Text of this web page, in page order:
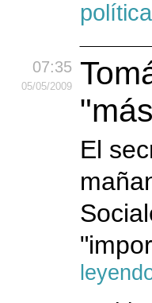
política
07:35
05/05/2009
El